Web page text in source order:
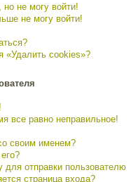
но не могу войти!
не могу войти!
«Удалить cookies»?
все равно неправильное!
своим именем?
отправки пользователю
страница входа?